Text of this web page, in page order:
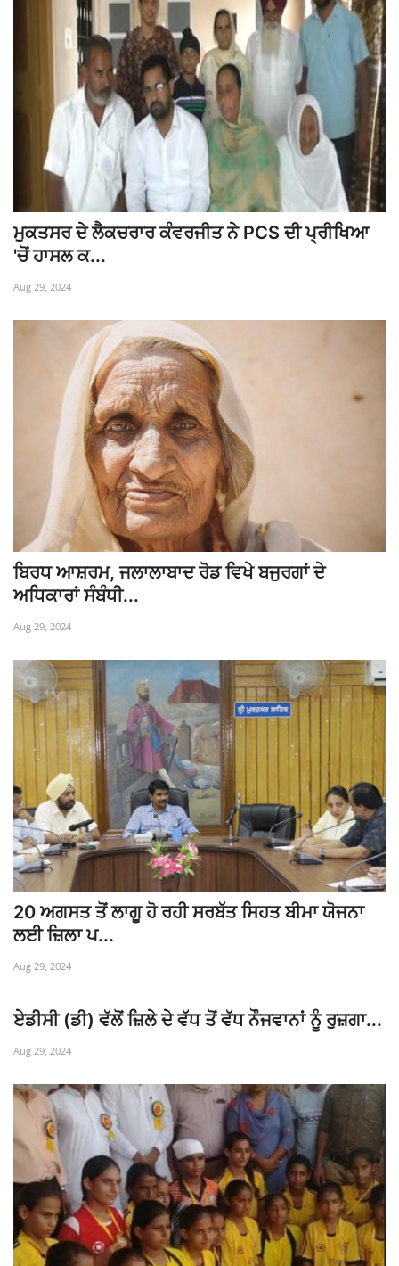
ਮੁਕਤਸਰ ਦੇ ਲੈਕਚਰਾਰ ਕੰਵਰਜੀਤ ਨੇ PCS ਦੀ ਪ੍ਰੀਖਿਆ
'ਚੋਂ ਹਾਸਲ ਕ...
Aug 29, 2024
ਬਿਰਧ ਆਸ਼ਰਮ, ਜਲਾਲਾਬਾਦ ਰੋਡ ਵਿਖੇ ਬਜੁਰਗਾਂ ਦੇ
ਅਧਿਕਾਰਾਂ ਸੰਬੰਧੀ...
Aug 29, 2024
20 ਅਗਸਤ ਤੋਂ ਲਾਗੂ ਹੋ ਰਹੀ ਸਰਬੱਤ ਸਿਹਤ ਬੀਮਾ ਯੋਜਨਾ
ਲਈ ਜ਼ਿਲਾ ਪ...
Aug 29, 2024
ਏਡੀਸੀ (ਡੀ) ਵੱਲੋਂ ਜ਼ਿਲੇ ਦੇ ਵੱਧ ਤੋਂ ਵੱਧ ਨੌਜਵਾਨਾਂ ਨੂੰ ਰੁਜ਼ਗਾ...
Aug 29, 2024